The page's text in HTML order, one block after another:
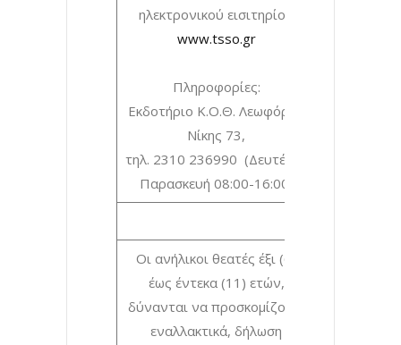
ηλεκτρονικού εισιτηρίου
www.tsso.gr
Πληροφορίες:
Εκδοτήριο Κ.Ο.Θ. Λεωφόρος
Νίκης 73,
τηλ. 2310 236990 (Δευτέρα-
Παρασκευή 08:00-16:00)
Οι ανήλικοι θεατές έξι (6)
έως έντεκα (11) ετών,
δύνανται να προσκομίζουν,
εναλλακτικά, δήλωση